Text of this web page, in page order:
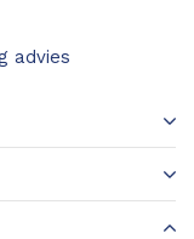
advies